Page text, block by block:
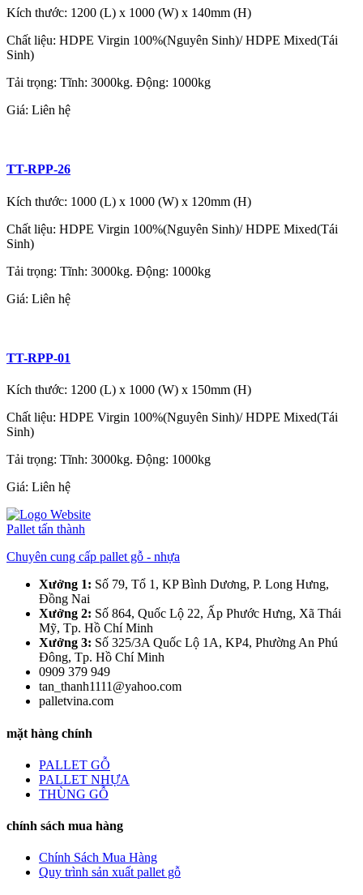
Kích thước: 1200 (L) x 1000 (W) x 140mm (H)
Chất liệu: HDPE Virgin 100%(Nguyên Sinh)/ HDPE Mixed(Tái
Sinh)
Tải trọng: Tĩnh: 3000kg. Động: 1000kg
Giá: Liên hệ
TT-RPP-26
Kích thước: 1000 (L) x 1000 (W) x 120mm (H)
Chất liệu: HDPE Virgin 100%(Nguyên Sinh)/ HDPE Mixed(Tái
Sinh)
Tải trọng: Tĩnh: 3000kg. Động: 1000kg
Giá: Liên hệ
TT-RPP-01
Kích thước: 1200 (L) x 1000 (W) x 150mm (H)
Chất liệu: HDPE Virgin 100%(Nguyên Sinh)/ HDPE Mixed(Tái
Sinh)
Tải trọng: Tĩnh: 3000kg. Động: 1000kg
Giá: Liên hệ
Pallet tấn thành
Chuyên cung cấp pallet gỗ - nhựa
Xưởng 1: Số 79, Tổ 1, KP Bình Dương, P. Long Hưng,
Đồng Nai
Xưởng 2: Số 864, Quốc Lộ 22, Ấp Phước Hưng, Xã Thái
Mỹ, Tp. Hồ Chí Minh
Xưởng 3: Số 325/3A Quốc Lộ 1A, KP4, Phường An Phú
Đông, Tp. Hồ Chí Minh
0909 379 949
tan_thanh1111@yahoo.com
palletvina.com
mặt hàng chính
PALLET GỖ
PALLET NHỰA
THÙNG GỖ
chính sách mua hàng
Chính Sách Mua Hàng
Quy trình sản xuất pallet gỗ